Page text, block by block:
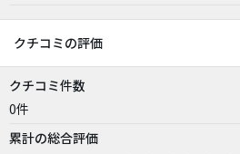
クチコミの評価
クチコミ件数
0件
累計の総合評価